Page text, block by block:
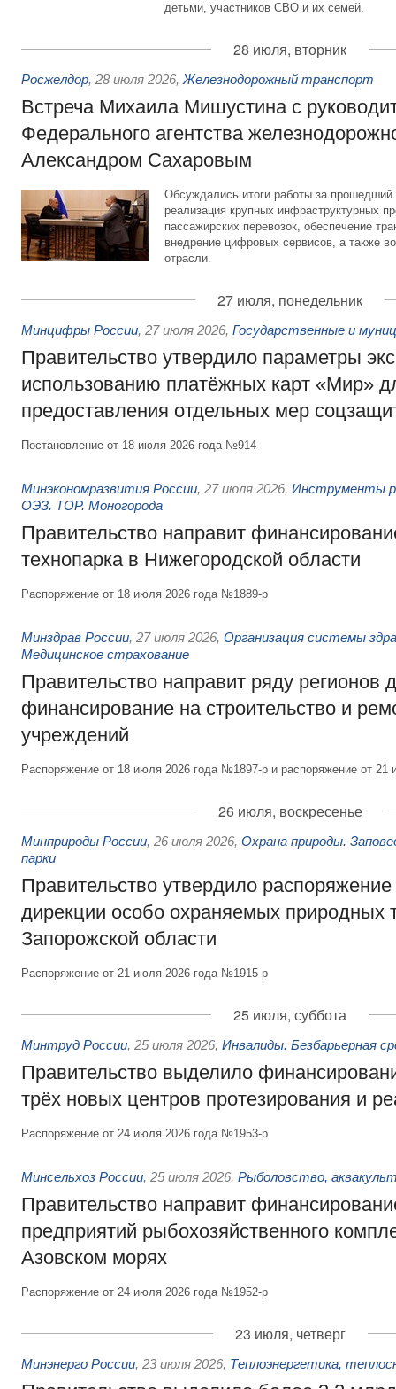
детьми, участников СВО и их семей.
28 июля, вторник
Росжелдор, 28 июля 2026, Железнодорожный транспорт
Встреча Михаила Мишустина с
Федерального агентства
Александром Сахаровым
Обсуждались итоги работы за
реализация крупных инфраструктурных
пассажирских перевозок, обеспечение
внедрение цифровых сервисов, а также
отрасли.
27 июля, понедельник
Минцифры России, 27 июля 2026, Государственные и
Правительство утвердило параметры
использованию платёжных карт «Мир»
предоставления отдельных мер
Постановление от 18 июля 2026 года №914
Минэкономразвития России, 27 июля 2026, Инструменты
ОЭЗ. ТОР. Моногорода
Правительство направит
технопарка в Нижегородской области
Распоряжение от 18 июля 2026 года №1889-р
Минздрав России, 27 июля 2026, Организация системы
Медицинское страхование
Правительство направит ряду регионов
финансирование на строительство и
учреждений
Распоряжение от 18 июля 2026 года №1897-р и распоряжение от
26 июля, воскресенье
Минприроды России, 26 июля 2026, Охрана природы.
парки
Правительство утвердило
дирекции особо охраняемых природных
Запорожской области
Распоряжение от 21 июля 2026 года №1915-р
25 июля, суббота
Минтруд России, 25 июля 2026, Инвалиды. Безбарьерная
Правительство выделило
трёх новых центров протезирования и
Распоряжение от 24 июля 2026 года №1953-р
Минсельхоз России, 25 июля 2026, Рыболовство,
Правительство направит
предприятий рыбохозяйственного
Азовском морях
Распоряжение от 24 июля 2026 года №1952-р
23 июля, четверг
Минэнерго России, 23 июля 2026, Теплоэнергетика,